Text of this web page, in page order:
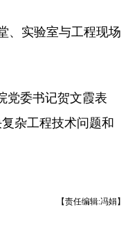
、实验室与工程现场
党委书记贺文霞表
杂工程技术问题和
【责任编辑:冯娟】